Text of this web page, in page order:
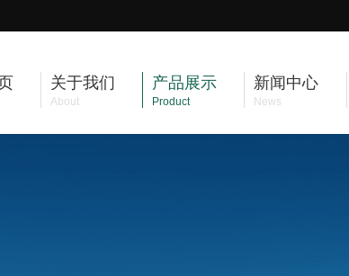
关于我们
About
产品展示
Product
新闻中心
News